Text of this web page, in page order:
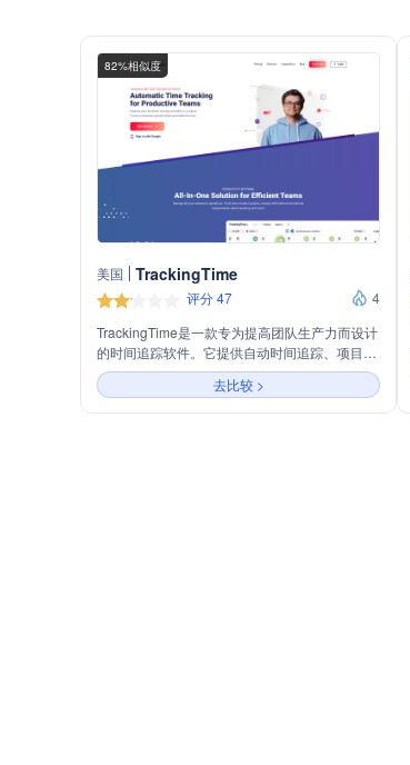
82%相似度
美国 TrackingTime
评分 47
4
TrackingTime是一款专为提高团队生产力而设计
的时间追踪软件。它提供自动时间追踪、项目管
理、在线工时表、考勤追踪、工时卡和时间报告
等功能，帮助企业管理日常运营，跟踪项目进
度，满足内外部要求，并进行时间数据分析。软
去比较 >